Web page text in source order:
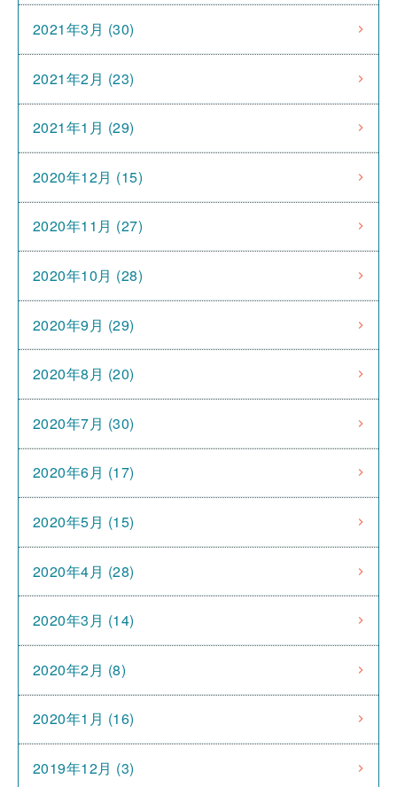
2021年3月 (30)
2021年2月 (23)
2021年1月 (29)
2020年12月 (15)
2020年11月 (27)
2020年10月 (28)
2020年9月 (29)
2020年8月 (20)
2020年7月 (30)
2020年6月 (17)
2020年5月 (15)
2020年4月 (28)
2020年3月 (14)
2020年2月 (8)
2020年1月 (16)
2019年12月 (3)